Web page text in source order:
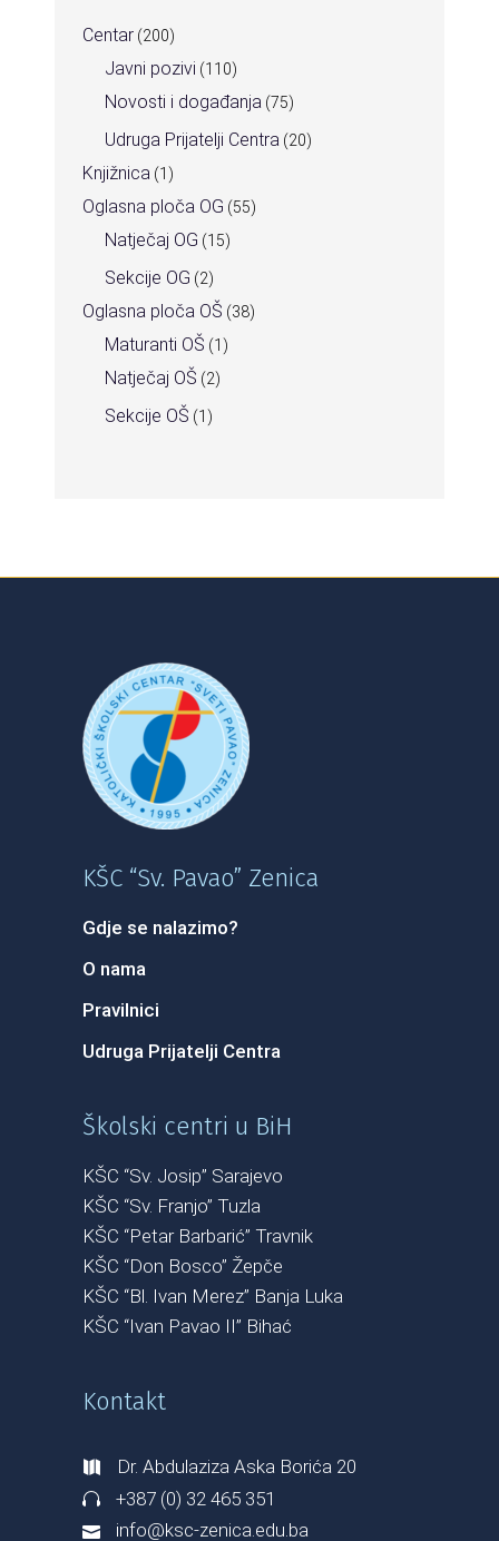
Centar (200)
Javni pozivi (110)
Novosti i događanja (75)
Udruga Prijatelji Centra (20)
Knjižnica (1)
Oglasna ploča OG (55)
Natječaj OG (15)
Sekcije OG (2)
Oglasna ploča OŠ (38)
Maturanti OŠ (1)
Natječaj OŠ (2)
Sekcije OŠ (1)
KŠC “Sv. Pavao” Zenica
Gdje se nalazimo?
O nama
Pravilnici
Udruga Prijatelji Centra
Školski centri u BiH
KŠC “Sv. Josip” Sarajevo
KŠC “Sv. Franjo” Tuzla
KŠC “Petar Barbarić” Travnik
KŠC “Don Bosco” Žepče
KŠC “Bl. Ivan Merez” Banja Luka
KŠC “Ivan Pavao II” Bihać
Kontakt
Dr. Abdulaziza Aska Borića 20
+387 (0) 32 465 351
info@ksc-zenica.edu.ba